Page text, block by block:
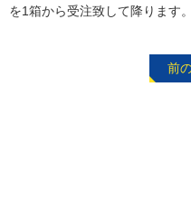
を1箱から受注致して降ります。
前